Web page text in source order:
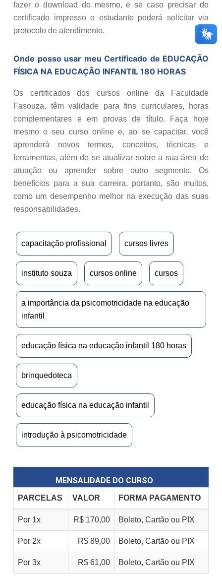
fazer o download do mesmo, e se caso precisar do
certificado impresso o estudante poderá solicitar via
protocolo de atendimento.
Onde posso usar meu Certificado de EDUCAÇÃO
FÍSICA NA EDUCAÇÃO INFANTIL 180 HORAS
Os certificados dos cursos online da Faculdade
Fasouza, têm validade para fins curriculares, horas
complementares e em provas de título. Faça hoje
mesmo o seu curso online e, ao se capacitar, você
aprenderá novos termos, conceitos, técnicas e
ferramentas, além de se atualizar sobre a sua área de
atuação ou aprender sobre outro segmento. Os
benefícios para a sua carreira, portanto, são muitos,
como um desempenho melhor na execução das suas
responsabilidades.
capacitação profissional cursos livres
instituto souza cursos online cursos
a importância da psicomotricidade na educação
infantil
educação física na educação infantil 180 horas
brinquedoteca
educação física na educação infantil
introdução à psicomotricidade
MENSALIDADE DO CURSO
PARCELAS VALOR FORMA PAGAMENTO
Por 1x R$ 170,00 Boleto, Cartão ou PIX
Por 2x R$ 89,00 Boleto, Cartão ou PIX
Por 3x R$ 61,00 Boleto, Cartão ou PIX